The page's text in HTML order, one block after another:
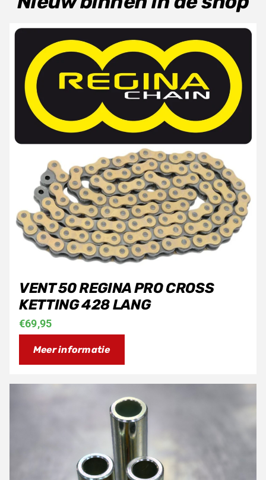
€69,95
VENT 50 REGINA PRO CROSS
KETTING 428 LANG
Meer informatie